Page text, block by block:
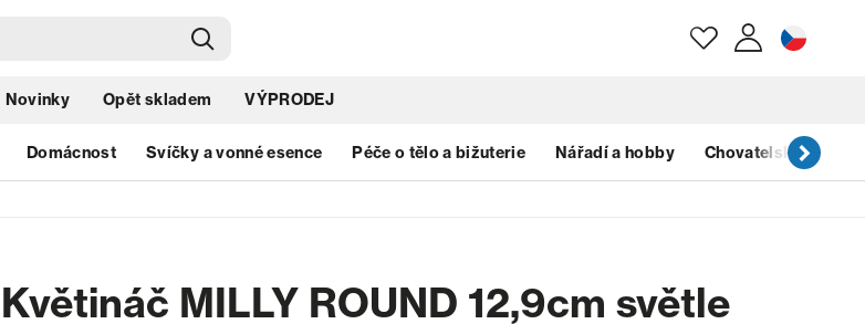
Novinky Opět skladem VÝPRODEJ
Domácnost Svíčky a vonné esence Péče o tělo a bižuterie Nářadí a hobby Chovatelské
Květináč MILLY ROUND 12,9cm světle